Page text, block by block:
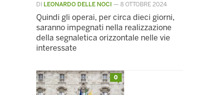
DI LEONARDO DELLE NOCI — 8 OTTOBRE 2024
Quindi gli operai, per circa dieci giorni,
saranno impegnati nella realizzazione
della segnaletica orizzontale nelle vie
interessate
0